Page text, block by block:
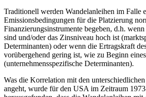
Traditionell werden Wandelanleihen im Falle
Emissionsbedingungen für die Platzierung
Finanzierungsinstrumente begeben, d.h.
sind und/oder das Zinsniveau hoch ist
Determinanten) oder wenn die Ertragskraft
vorübergehend gering ist, wie zu Beginn
(unternehmensspezifische Determinanten).
Was die Korrelation mit den
angeht, wurde für den USA im Zeitraum